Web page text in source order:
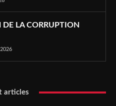
DE LA CORRUPTION
articles